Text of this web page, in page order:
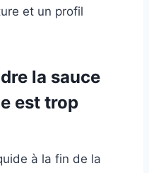
et un profil
la sauce
est trop
à la fin de la